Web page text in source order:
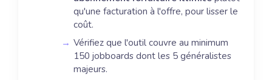
qu'une facturation à l'offre, pour lisser le
coût.
Vérifiez que l'outil couvre au minimum
150 jobboards dont les 5 généralistes
majeurs.